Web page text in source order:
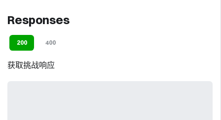
Responses
200 400
获取挑战响应